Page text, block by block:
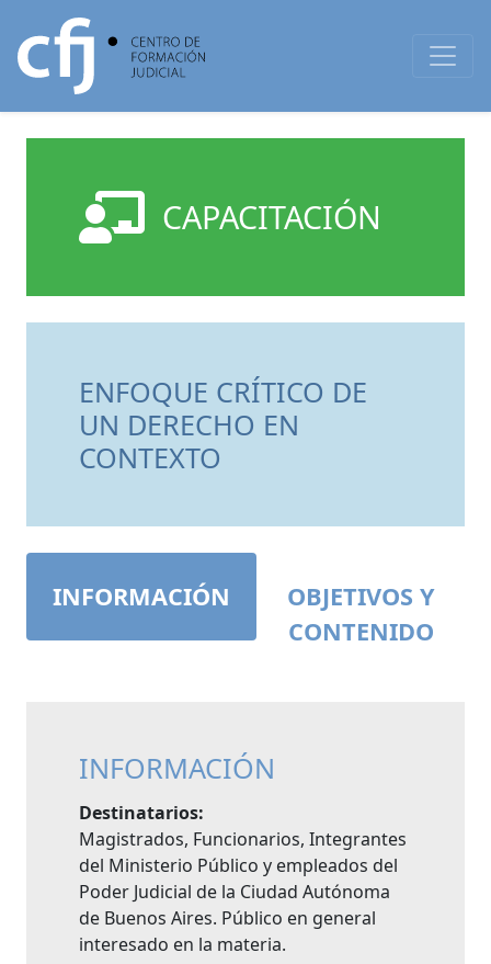
CAPACITACIÓN
ENFOQUE CRÍTICO DE
UN DERECHO EN
CONTEXTO
INFORMACIÓN
OBJETIVOS Y
CONTENIDO
INFORMACIÓN
Destinatarios:
Magistrados, Funcionarios, Integrantes
del Ministerio Público y empleados del
Poder Judicial de la Ciudad Autónoma
de Buenos Aires. Público en general
interesado en la materia.